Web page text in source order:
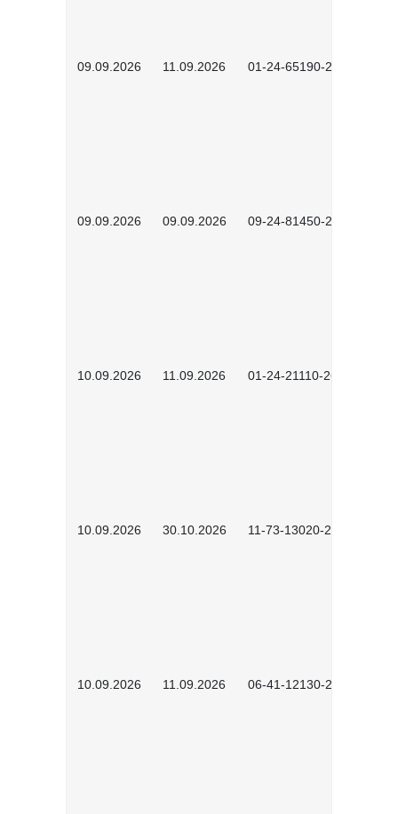
09.09.2026 11.09.2026 01-24-65190-2603
09.09.2026 09.09.2026 09-24-81450-2603
10.09.2026 11.09.2026 01-24-21110-2603
10.09.2026 30.10.2026 11-73-13020-2601
10.09.2026 11.09.2026 06-41-12130-2601